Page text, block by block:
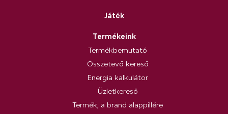
Játék
Termékeink
Termékbemutató
Összetevő kereső
Energia kalkulátor
Üzletkereső
Termék, a brand alappillére